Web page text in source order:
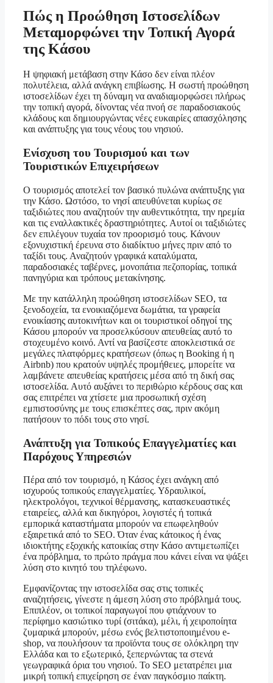
Πώς η Προώθηση Ιστοσελίδων
Μεταμορφώνει την Τοπική Αγορά
της Κάσου
Η ψηφιακή μετάβαση στην Κάσο δεν είναι πλέον
πολυτέλεια, αλλά ανάγκη επιβίωσης. Η σωστή προώθηση
ιστοσελίδων έχει τη δύναμη να αναδιαμορφώσει πλήρως
την τοπική αγορά, δίνοντας νέα πνοή σε παραδοσιακούς
κλάδους και δημιουργώντας νέες ευκαιρίες απασχόλησης
και ανάπτυξης για τους νέους του νησιού.
Ενίσχυση του Τουρισμού και των
Τουριστικών Επιχειρήσεων
Ο τουρισμός αποτελεί τον βασικό πυλώνα ανάπτυξης για
την Κάσο. Ωστόσο, το νησί απευθύνεται κυρίως σε
ταξιδιώτες που αναζητούν την αυθεντικότητα, την ηρεμία
και τις εναλλακτικές δραστηριότητες. Αυτοί οι ταξιδιώτες
δεν επιλέγουν τυχαία τον προορισμό τους. Κάνουν
εξονυχιστική έρευνα στο διαδίκτυο μήνες πριν από το
ταξίδι τους. Αναζητούν γραφικά καταλύματα,
παραδοσιακές ταβέρνες, μονοπάτια πεζοπορίας, τοπικά
πανηγύρια και τρόπους μετακίνησης.
Με την κατάλληλη προώθηση ιστοσελίδων SEO, τα
ξενοδοχεία, τα ενοικιαζόμενα δωμάτια, τα γραφεία
ενοικίασης αυτοκινήτων και οι τουριστικοί οδηγοί της
Κάσου μπορούν να προσελκύσουν απευθείας αυτό το
στοχευμένο κοινό. Αντί να βασίζεστε αποκλειστικά σε
μεγάλες πλατφόρμες κρατήσεων (όπως η Booking ή η
Airbnb) που κρατούν υψηλές προμήθειες, μπορείτε να
λαμβάνετε απευθείας κρατήσεις μέσα από τη δική σας
ιστοσελίδα. Αυτό αυξάνει το περιθώριο κέρδους σας και
σας επιτρέπει να χτίσετε μια προσωπική σχέση
εμπιστοσύνης με τους επισκέπτες σας, πριν ακόμη
πατήσουν το πόδι τους στο νησί.
Ανάπτυξη για Τοπικούς Επαγγελματίες και
Παρόχους Υπηρεσιών
Πέρα από τον τουρισμό, η Κάσος έχει ανάγκη από
ισχυρούς τοπικούς επαγγελματίες. Υδραυλικοί,
ηλεκτρολόγοι, τεχνικοί θέρμανσης, κατασκευαστικές
εταιρείες, αλλά και δικηγόροι, λογιστές ή τοπικά
εμπορικά καταστήματα μπορούν να επωφεληθούν
εξαιρετικά από το SEO. Όταν ένας κάτοικος ή ένας
ιδιοκτήτης εξοχικής κατοικίας στην Κάσο αντιμετωπίζει
ένα πρόβλημα, το πρώτο πράγμα που κάνει είναι να ψάξει
λύση στο κινητό του τηλέφωνο.
Εμφανίζοντας την ιστοσελίδα σας στις τοπικές
αναζητήσεις, γίνεστε η άμεση λύση στο πρόβλημά τους.
Επιπλέον, οι τοπικοί παραγωγοί που φτιάχνουν το
περίφημο κασιώτικο τυρί (σιτάκα), μέλι, ή χειροποίητα
ζυμαρικά μπορούν, μέσω ενός βελτιστοποιημένου e-
shop, να πουλήσουν τα προϊόντα τους σε ολόκληρη την
Ελλάδα και το εξωτερικό, ξεπερνώντας τα στενά
γεωγραφικά όρια του νησιού. Το SEO μετατρέπει μια
μικρή τοπική επιχείρηση σε έναν παγκόσμιο παίκτη.